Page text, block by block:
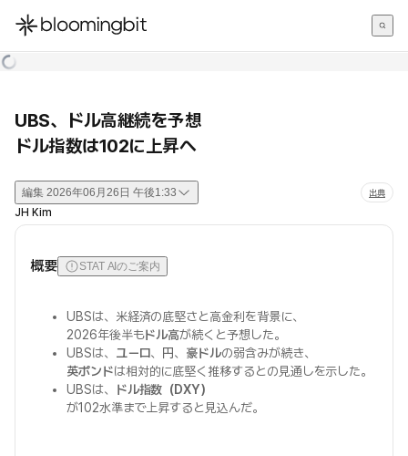
한국어
UBS、ドル高継続を予想
ドル指数は102に上昇へ
編集 2026年06月26日 午後1:33 出典
JH Kim
概要 STAT AIのご案内
UBSは、米経済の底堅さと高金利を背景に、
2026年後半もドル高が続くと予想した。
UBSは、 ユーロ、 円、 豪ドルの弱含みが続き、
英ポンドは相対的に底堅く推移するとの見通しを示した。
UBSは、
ドル指数（DXY）
が102水準まで上昇すると見込んだ。